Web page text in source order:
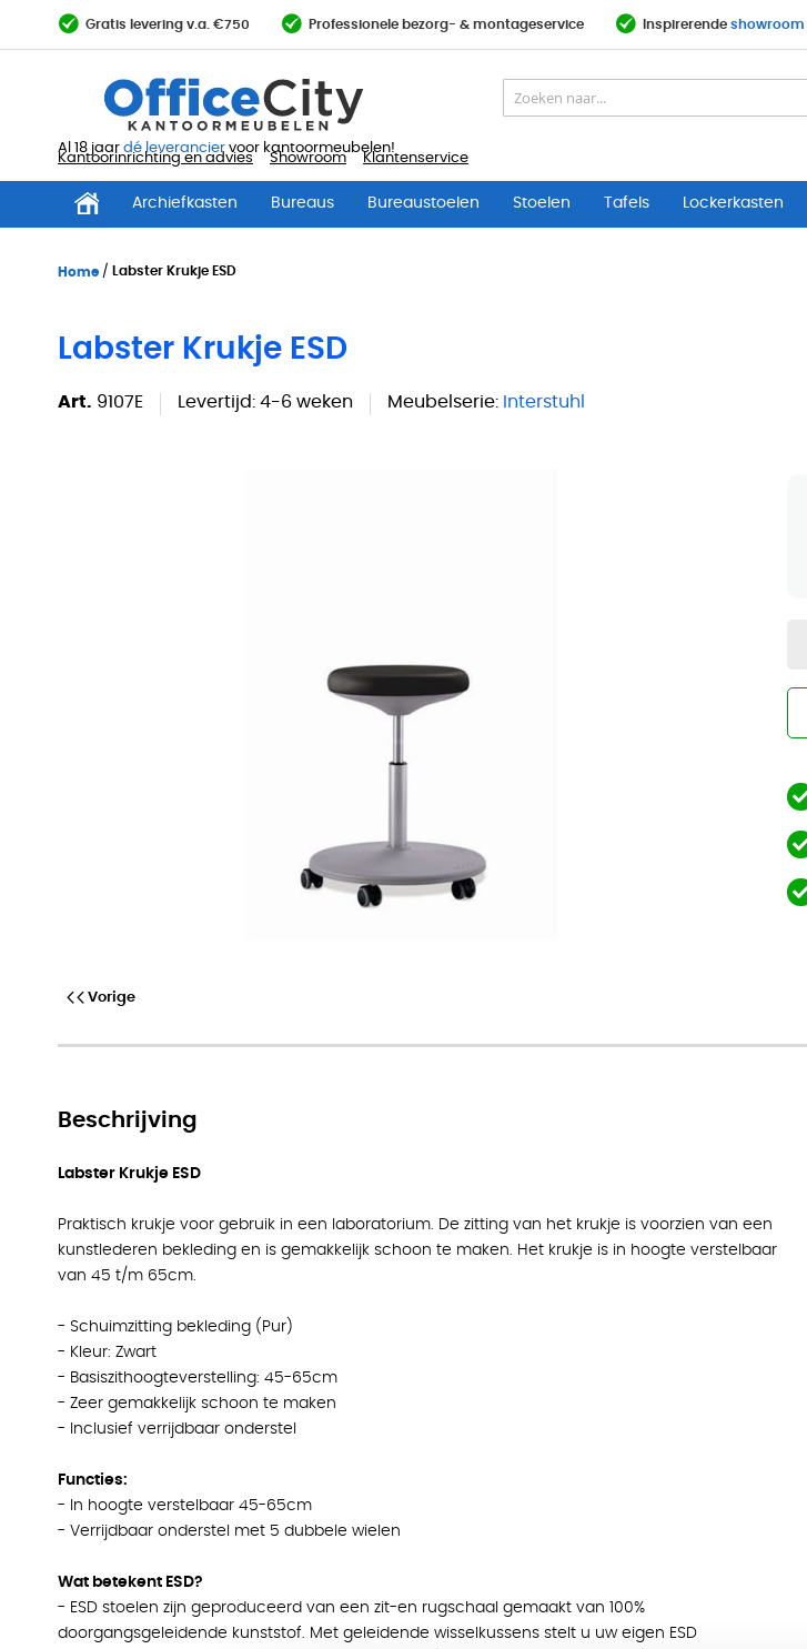
Gratis levering v.a. €750 Professionele bezorg- & montageservice Inspirerende showroom
Al 18 jaar dé leverancier voor kantoormeubelen!
Kantoorinrichting en advies Showroom Klantenservice
Archiefkasten Bureaus Bureaustoelen Stoelen Tafels Lockerkasten
Home Labster Krukje ESD
Labster Krukje ESD
Art. 9107E Levertijd: 4-6 weken Meubelserie: Interstuhl
Vorige
Beschrijving
Labster Krukje ESD
Praktisch krukje voor gebruik in een laboratorium. De zitting van het krukje is voorzien van een
kunstlederen bekleding en is gemakkelijk schoon te maken. Het krukje is in hoogte verstelbaar
van 45 t/m 65cm.
- Schuimzitting bekleding (Pur)
- Kleur: Zwart
- Basiszithoogteverstelling: 45-65cm
- Zeer gemakkelijk schoon te maken
- Inclusief verrijdbaar onderstel
Functies:
- In hoogte verstelbaar 45-65cm
- Verrijdbaar onderstel met 5 dubbele wielen
Wat betekent ESD?
- ESD stoelen zijn geproduceerd van een zit-en rugschaal gemaakt van 100%
doorgangsgeleidende kunststof. Met geleidende wisselkussens stelt u uw eigen ESD